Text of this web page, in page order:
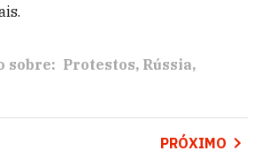
sobre: Protestos Rússia
PRÓXIMO